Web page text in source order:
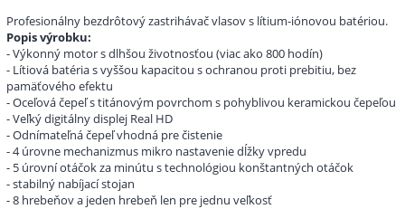
Profesionálny bezdrôtový zastrihávač vlasov s lítium-iónovou batériou.
Popis výrobku:
- Výkonný motor s dlhšou životnosťou (viac ako 800 hodín)
- Lítiová batéria s vyššou kapacitou s ochranou proti prebitiu, bez
pamäťového efektu
- Oceľová čepeľ s titánovým povrchom s pohyblivou keramickou čepeľou
- Veľký digitálny displej Real HD
- Odnímateľná čepeľ vhodná pre čistenie
- 4 úrovne mechanizmus mikro nastavenie dĺžky vpredu
- 5 úrovní otáčok za minútu s technológiou konštantných otáčok
- stabilný nabíjací stojan
- 8 hrebeňov a jeden hrebeň len pre jednu veľkosť